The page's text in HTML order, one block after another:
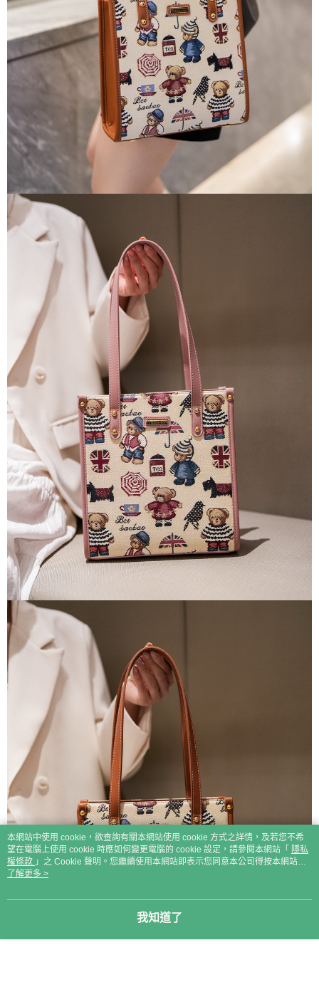
本網站中使用 cookie，欲查詢有關本網站使用 cookie 方式之詳情，及若您不希
望在電腦上使用 cookie 時應如何變更電腦的 cookie 設定，請參閱本網站「 隱私
權條款 」之 Cookie 聲明。您繼續使用本網站即表示您同意本公司得按本網站使
用條款之 Cookie 聲明使用 cookie。
了解更多 >
我知道了